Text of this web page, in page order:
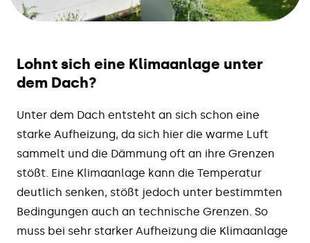
Lohnt sich eine Klimaanlage unter
dem Dach?
Unter dem Dach entsteht an sich schon eine
starke Aufheizung, da sich hier die warme Luft
sammelt und die Dämmung oft an ihre Grenzen
stößt. Eine Klimaanlage kann die Temperatur
deutlich senken, stößt jedoch unter bestimmten
Bedingungen auch an technische Grenzen. So
muss bei sehr starker Aufheizung die Klimaanlage